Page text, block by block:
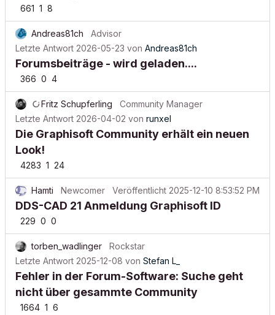
661 1 8
Andreas81ch
Advisor
Letzte Antwort 2026-05-23 von Andreas81ch
Forumsbeiträge - wird geladen....
366 0 4
Fritz Schupferling
Community Manager
Letzte Antwort 2026-04-02 von runxel
Die Graphisoft Community erhält ein neuen
Look!
4283 1 24
Hamti Newcomer Veröffentlicht 2025-12-10 8:53:52 PM
DDS-CAD 21 Anmeldung Graphisoft ID
229 0 0
torben_wadlinger
Rockstar
Letzte Antwort 2025-12-08 von Stefan L_
Fehler in der Forum-Software: Suche geht
nicht über gesammte Community
1664 1 6